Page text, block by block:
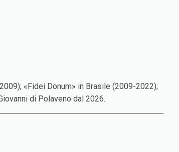
«Fidei Donum» in Brasile (2009-2022);
di Polaveno dal 2026.